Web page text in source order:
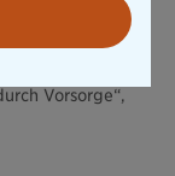
Police zu
Vorsorge“,